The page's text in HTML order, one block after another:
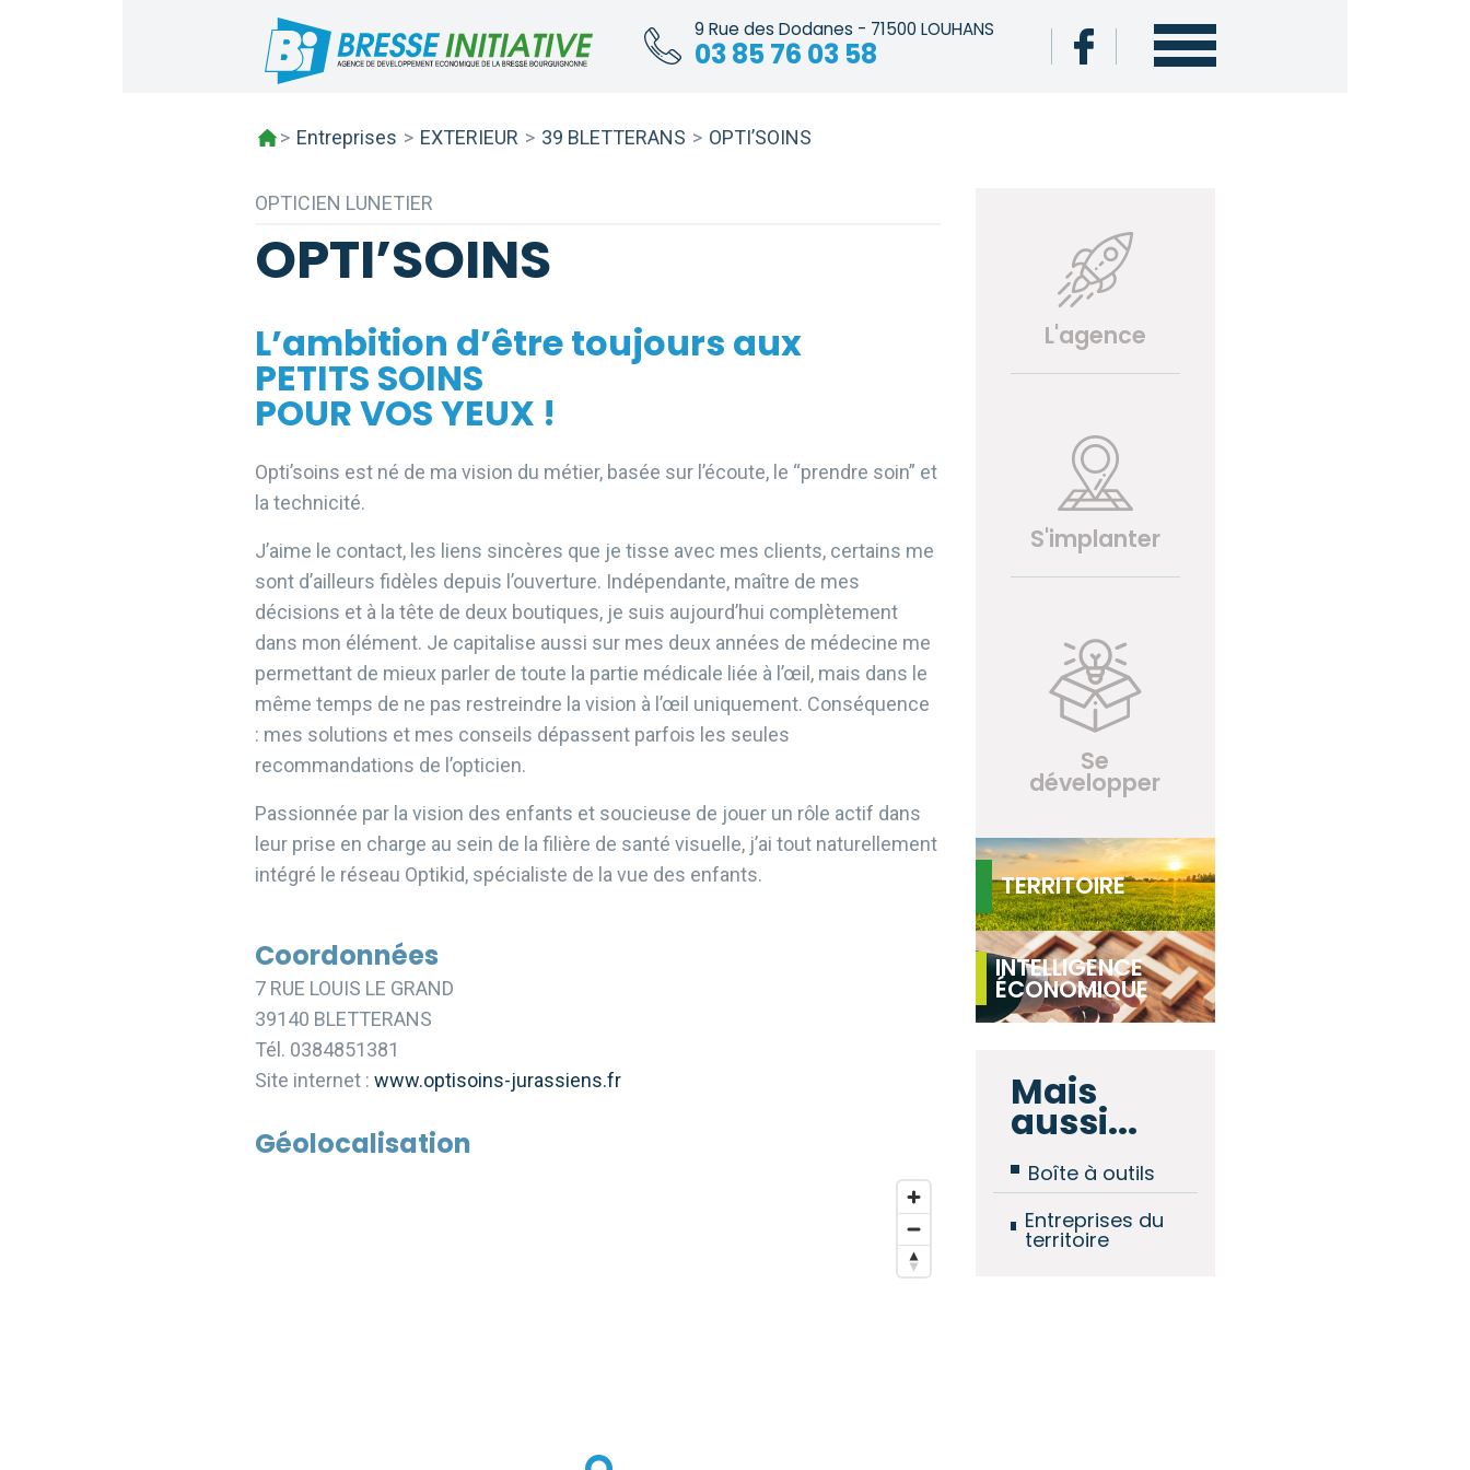
9 Rue des Dodanes - 71500 LOUHANS
03 85 76 03 58
> Entreprises > EXTERIEUR > 39 BLETTERANS > OPTI’SOINS
OPTICIEN LUNETIER
OPTI’SOINS
L’ambition d’être toujours aux
PETITS SOINS
POUR VOS YEUX !
Opti’soins est né de ma vision du métier, basée sur l’écoute, le “prendre soin” et
la technicité.
J’aime le contact, les liens sincères que je tisse avec mes clients, certains me
sont d’ailleurs fidèles depuis l’ouverture. Indépendante, maître de mes
décisions et à la tête de deux boutiques, je suis aujourd’hui complètement
dans mon élément. Je capitalise aussi sur mes deux années de médecine me
permettant de mieux parler de toute la partie médicale liée à l’œil, mais dans le
même temps de ne pas restreindre la vision à l’œil uniquement. Conséquence
: mes solutions et mes conseils dépassent parfois les seules
recommandations de l’opticien.
Passionnée par la vision des enfants et soucieuse de jouer un rôle actif dans
leur prise en charge au sein de la filière de santé visuelle, j’ai tout naturellement
intégré le réseau Optikid, spécialiste de la vue des enfants.
Coordonnées
7 RUE LOUIS LE GRAND
39140 BLETTERANS
Tél. 0384851381
Site internet : www.optisoins-jurassiens.fr
Géolocalisation
L'agence
S'implanter
Se
développer
TERRITOIRE
INTELLIGENCE
ÉCONOMIQUE
Mais
aussi...
Boîte à outils
Entreprises du
territoire